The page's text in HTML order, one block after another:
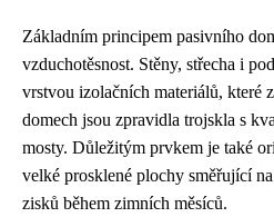
Základním principem pasivního
vzduchotěsnost. Stěny, střecha i
vrstvou izolačních materiálů, které
domech jsou zpravidla trojskla s
mosty. Důležitým prvkem je také
velké prosklené plochy směřující
zisků během zimních měsíců.